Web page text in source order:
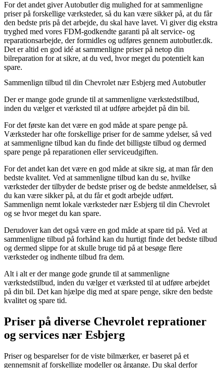
For det andet giver Autobutler dig mulighed for at sammenligne
priser på forskellige værksteder, så du kan være sikker på, at du får
den bedste pris på det arbejde, du skal have lavet. Vi giver dig ekstra
tryghed med vores FDM-godkendte garanti på alt service- og
reparationsarbejde, der formidles og udføres gennem autobutler.dk.
Det er altid en god idé at sammenligne priser på netop din
bilreparation for at sikre, at du ved, hvor meget du potentielt kan
spare.
Sammenlign tilbud til din Chevrolet nær Esbjerg med Autobutler
Der er mange gode grunde til at sammenligne værkstedstilbud,
inden du vælger et værksted til at udføre arbejdet på din bil.
For det første kan det være en god måde at spare penge på.
Værksteder har ofte forskellige priser for de samme ydelser, så ved
at sammenligne tilbud kan du finde det billigste tilbud og dermed
spare penge på reparationen eller serviceudgiften.
For det andet kan det være en god måde at sikre sig, at man får den
bedste kvalitet. Ved at sammenligne tilbud kan du se, hvilke
værksteder der tilbyder de bedste priser og de bedste anmeldelser, så
du kan være sikker på, at du får et godt arbejde udført.
Sammenlign nemt lokale værksteder nær Esbjerg til din Chevrolet
og se hvor meget du kan spare.
Derudover kan det også være en god måde at spare tid på. Ved at
sammenligne tilbud på forhånd kan du hurtigt finde det bedste tilbud
og dermed slippe for at skulle bruge tid på at besøge flere
værksteder og indhente tilbud fra dem.
Alt i alt er der mange gode grunde til at sammenligne
værkstedstilbud, inden du vælger et værksted til at udføre arbejdet
på din bil. Det kan hjælpe dig med at spare penge, sikre den bedste
kvalitet og spare tid.
Priser på diverse Chevrolet reprationer
og services nær Esbjerg
Priser og besparelser for de viste bilmærker, er baseret på et
gennemsnit af forskellige modeller og årgange. Du skal derfor